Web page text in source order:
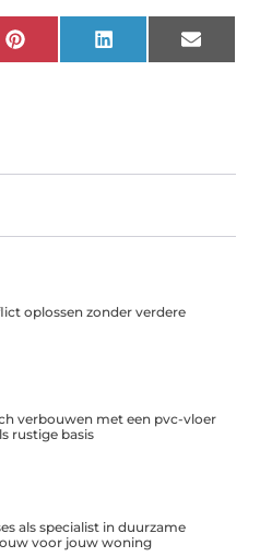
Pinterest LinkedIn Email
oplossen zonder verdere
verbouwen met een pvc-vloer
rustige basis
als specialist in duurzame
voor jouw woning